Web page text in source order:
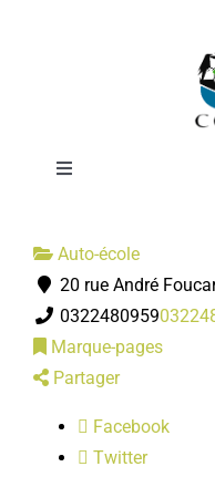
Toggle
DÉMARCHES
SERVICES MUNICIPAUX
PRATIQUE
Auto-école
20 rue André
0322480959
Marque-pages
Partager
Facebook
Twitter